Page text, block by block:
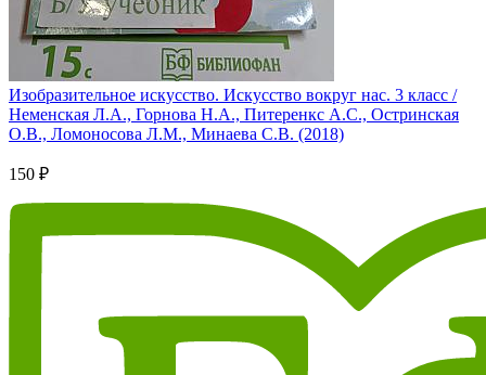
Изобразительное искусство. Искусство вокруг нас. 3 класс /
Неменская Л.А., Горнова Н.А., Питеренкс А.С., Остринская
О.В., Ломоносова Л.М., Минаева С.В. (2018)
150 ₽